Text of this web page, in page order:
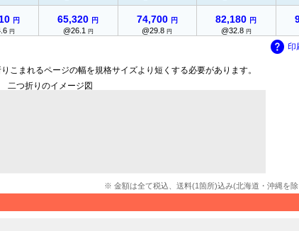
円
円
65,320 円
@26.1 円
74,700 円
@29.8円
82,180 円
@32.8 円
円 @24.1 円 @27.3円 @30.1円
円 79,510円
100,790 111,960
印
こまれるページの幅を規格サイズより短くする必要があります。
二つ折りのイメージ図
※ 金額は全て税込、送料(1箇所)込み(北海道・沖縄を除